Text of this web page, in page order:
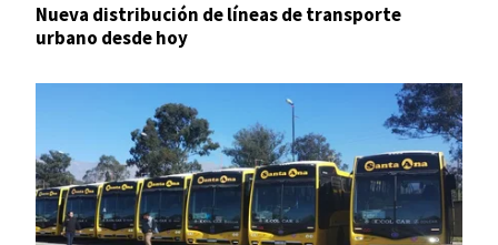
Nueva distribución de líneas de transporte
urbano desde hoy